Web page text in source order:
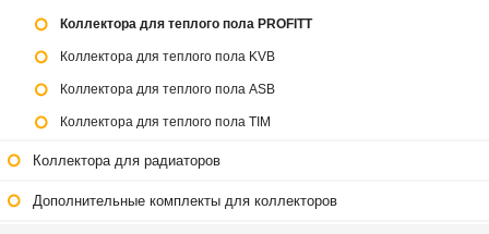
Коллектора для теплого пола PROFITT
Коллектора для теплого пола KVB
Коллектора для теплого пола ASB
Коллектора для теплого пола TIM
Коллектора для радиаторов
Дополнительные комплекты для коллекторов